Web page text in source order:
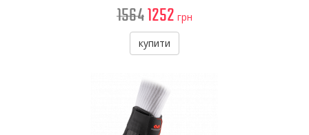
15641252 грн
купити